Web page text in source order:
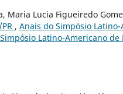
Maria Lucia Figueiredo
, Anais do Simpósio
Latino-Americano